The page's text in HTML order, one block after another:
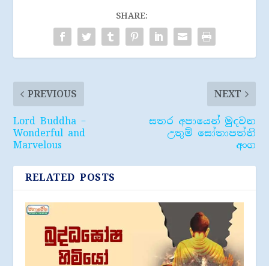
SHARE:
PREVIOUS
Lord Buddha –
Wonderful and
Marvelous
NEXT
සතර අපායෙන් මුදවන
උතුම් සෝතාපත්ති
අංග
RELATED POSTS